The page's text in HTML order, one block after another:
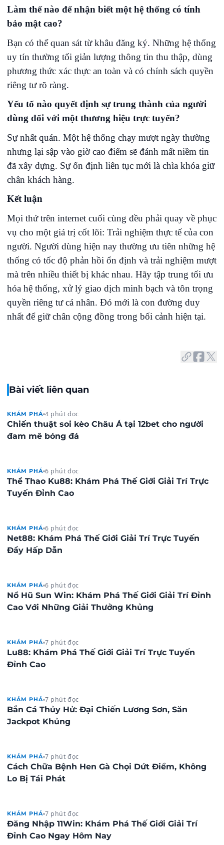
Làm thế nào để nhận biết một hệ thống có tính
bảo mật cao?
Bạn có thể quan sát từ khâu đăng ký. Những hệ thống
uy tín thường tối giản lượng thông tin thu thập, dùng
phương thức xác thực an toàn và có chính sách quyền
riêng tư rõ ràng.
Yếu tố nào quyết định sự trung thành của người
dùng đối với một thương hiệu trực tuyến?
Sự nhất quán. Một hệ thống chạy mượt ngày thường
nhưng lại sập vào giờ cao điểm sẽ đánh mất niềm tin
đã xây dựng. Sự ổn định liên tục mới là chìa khóa giữ
chân khách hàng.
Kết luận
Mọi thứ trên internet cuối cùng đều phải quay về phục
vụ cho một giá trị cốt lõi: Trải nghiệm thực tế của con
người. Người dùng hiện nay thường ưu tiên những hệ
thống có tốc độ phản hồi ổn định và trải nghiệm mượt
mà trên nhiều thiết bị khác nhau. Hãy tập trung tối ưu
hóa hệ thống, xử lý giao dịch minh bạch và tôn trọng
quyền riêng tư cá nhân. Đó mới là con đường duy
nhất để giữ chân cộng đồng trong bối cảnh hiện tại.
Bài viết liên quan
KHÁM PHÁ 4 phút đọc
Chiến thuật soi kèo Châu Á tại 12bet cho người
đam mê bóng đá
KHÁM PHÁ 6 phút đọc
Thể Thao Ku88: Khám Phá Thế Giới Giải Trí Trực
Tuyến Đỉnh Cao
KHÁM PHÁ 6 phút đọc
Net88: Khám Phá Thế Giới Giải Trí Trực Tuyến
Đầy Hấp Dẫn
KHÁM PHÁ 6 phút đọc
Nổ Hũ Sun Win: Khám Phá Thế Giới Giải Trí Đỉnh
Cao Với Những Giải Thưởng Khủng
KHÁM PHÁ 7 phút đọc
Lu88: Khám Phá Thế Giới Giải Trí Trực Tuyến
Đỉnh Cao
KHÁM PHÁ 7 phút đọc
Bắn Cá Thủy Hử: Đại Chiến Lương Sơn, Săn
Jackpot Khủng
KHÁM PHÁ 7 phút đọc
Cách Chữa Bệnh Hen Gà Chọi Dứt Điểm, Không
Lo Bị Tái Phát
KHÁM PHÁ 7 phút đọc
Đăng Nhập 11Win: Khám Phá Thế Giới Giải Trí
Đỉnh Cao Ngay Hôm Nay